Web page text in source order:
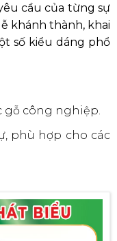
cầu của từng sự
khánh thành, khai
số kiểu dáng phổ
gỗ công nghiệp.
phù hợp cho các